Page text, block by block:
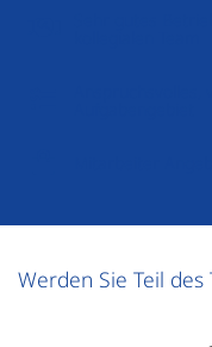
Werden Sie Teil des